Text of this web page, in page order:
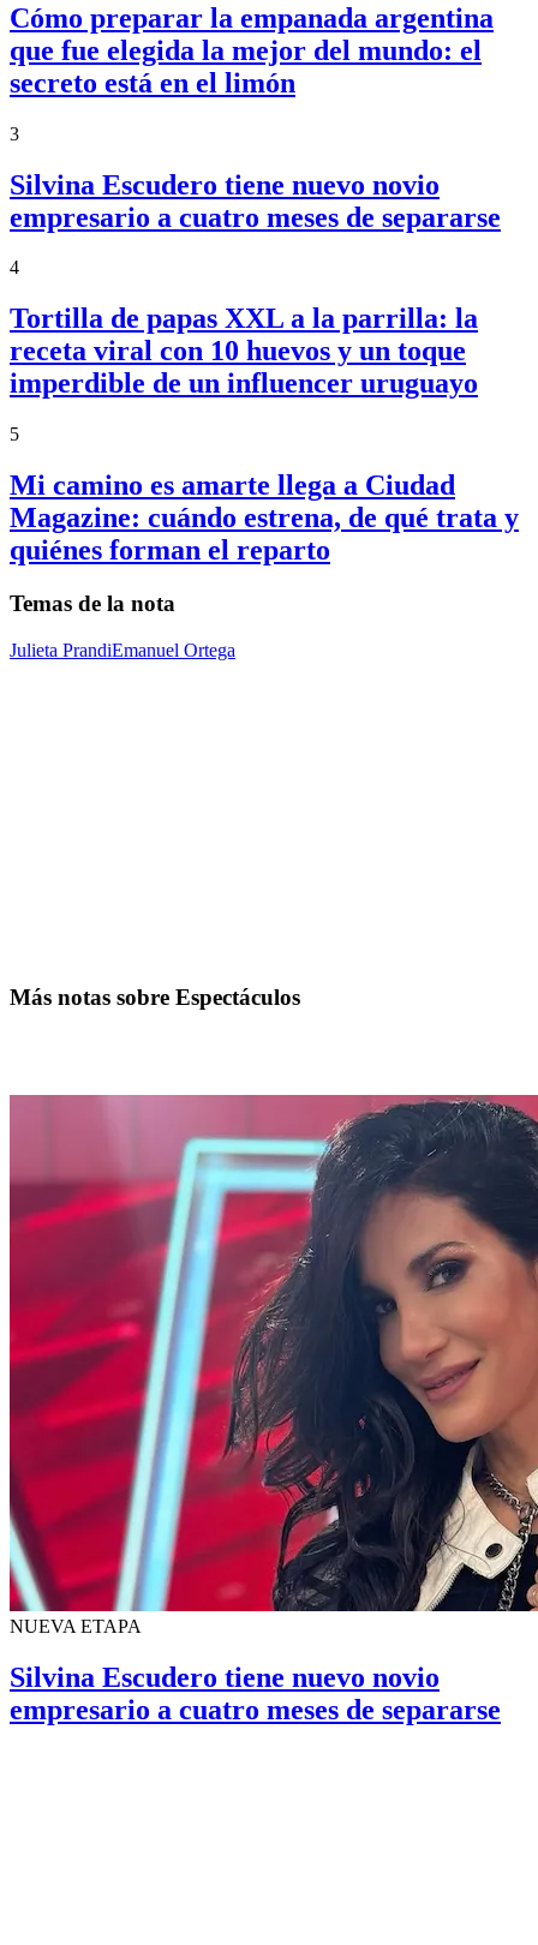
Cómo preparar la empanada argentina
que fue elegida la mejor del mundo: el
secreto está en el limón
3
Silvina Escudero tiene nuevo novio
empresario a cuatro meses de separarse
4
Tortilla de papas XXL a la parrilla: la
receta viral con 10 huevos y un toque
imperdible de un influencer uruguayo
5
Mi camino es amarte llega a Ciudad
Magazine: cuándo estrena, de qué trata y
quiénes forman el reparto
Temas de la nota
Julieta PrandiEmanuel Ortega
Más notas sobre Espectáculos
NUEVA ETAPA
Silvina Escudero tiene nuevo novio
empresario a cuatro meses de separarse